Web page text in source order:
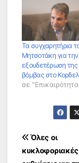
Τα συγχαρητήρια
Μητσοτάκη για την
εξουδετέρωση της
βόμβας στο
σε
Όλες οι
κυκλοφοριακές